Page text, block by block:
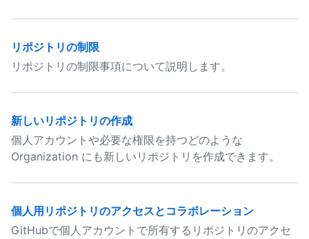
リポジトリの制限
リポジトリの制限事項について説明します。
新しいリポジトリの作成
個人アカウントや必要な権限を持つどのような
Organization にも新しいリポジトリを作成できます。
個人用リポジトリのアクセスとコラボレーション
GitHubで個人アカウントで所有するリポジトリのアクセ